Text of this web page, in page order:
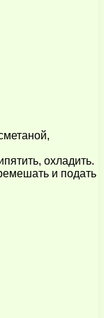
охладить.
и подать